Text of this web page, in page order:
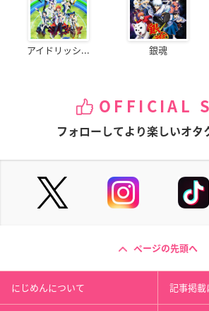
アイドリッシ... 銀魂
OFFICIAL
フォローしてより楽しいオタ
ページの先頭へ
にじめんについて 記事掲載